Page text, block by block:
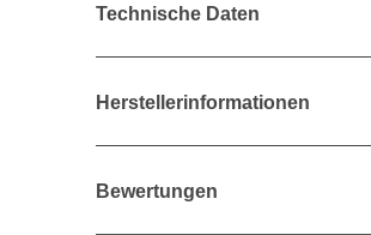
Technische Daten
Herstellerinformationen
Bewertungen